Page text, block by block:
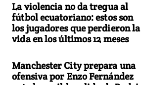
La violencia no da tregua al
fútbol ecuatoriano: estos son
los jugadores que perdieron la
vida en los últimos 12 meses
Manchester City prepara una
ofensiva por Enzo Fernández